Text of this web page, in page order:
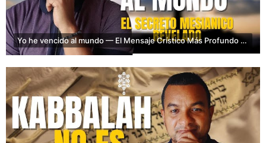
Yo he vencido al mundo — El Mensaje Crístico Más Profundo desde la Kabbalah.